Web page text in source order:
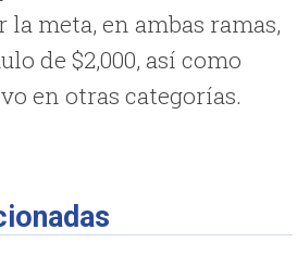
meta, en ambas ramas,
de $2,000, así como
en otras categorías.